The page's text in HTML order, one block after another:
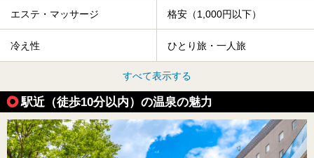
エステ・マッサージ 格安（1,000円以下）
冷え性 ひとり旅・一人旅
すべて表示する
駅近（徒歩10分以内）の温泉の魅力